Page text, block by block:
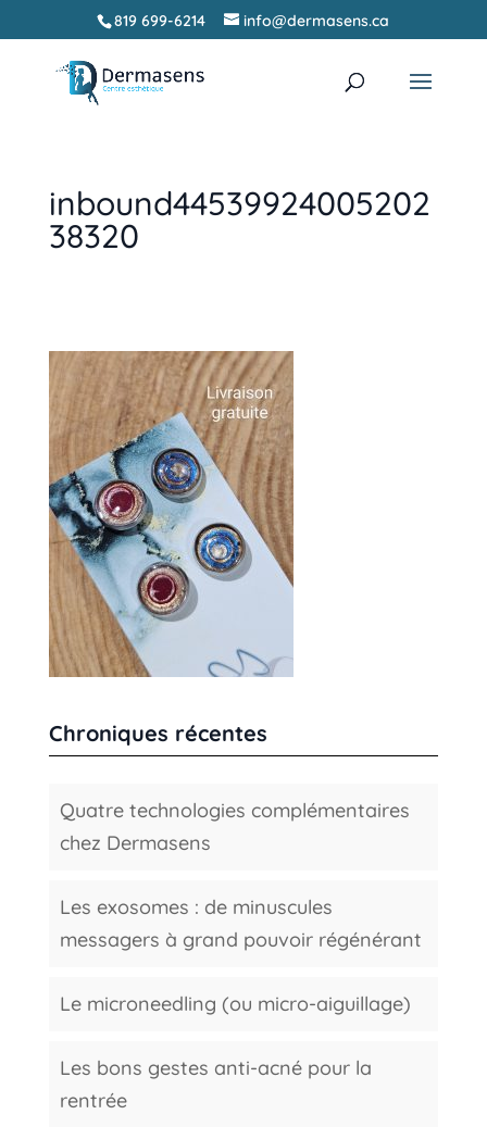
819 699-6214 info@dermasens.ca
inbound44539924005202
38320
Chroniques récentes
Quatre technologies complémentaires
chez Dermasens
Les exosomes : de minuscules
messagers à grand pouvoir régénérant
Le microneedling (ou micro-aiguillage)
Les bons gestes anti-acné pour la
rentrée